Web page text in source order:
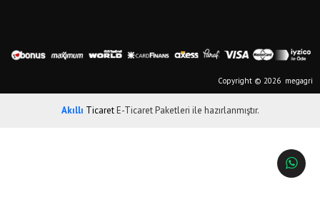
Copyright © 2026 megagri
Akıllı Ticaret E-Ticaret Paketleri ile hazırlanmıştır.